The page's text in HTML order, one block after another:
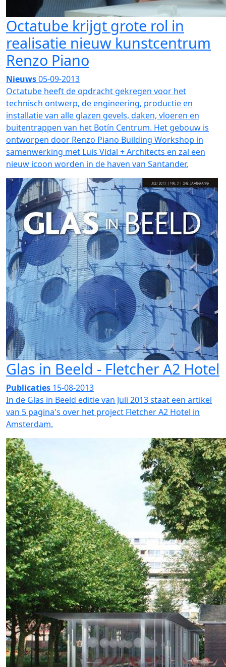
Octatube krijgt grote rol in
realisatie nieuw kunstcentrum
Renzo Piano
Nieuws05-09-2013
Octatube heeft de opdracht gekregen voor het
technisch ontwerp, de engineering, productie en
installatie van alle glazen gevels, daken, vloeren en
buitentrappen van het Botín Centrum. Het gebouw is
ontworpen door Renzo Piano Building Workshop in
samenwerking met Luis Vidal + Architects en zal een
nieuw icoon worden in de haven van Santander.
Glas in Beeld - Fletcher A2 Hotel
Publicaties 15-08-2013
In de Glas in Beeld editie van Juli 2013 staat een artikel
van 5 pagina's over het project Fletcher A2 Hotel in
Amsterdam.